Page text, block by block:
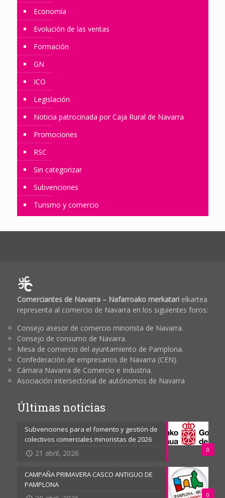
Economía
Evolución de las ventas
Formación
GN
ICO
Legislación
Noticia patrocinada por Caja Rural de Navarra
Promociones
RSC
Sin categorizar
Subvenciones
Turismo y comercio
Comerciantes de Navarra – Nafarroako merkatarielkartea
representa al comercio de Navarra en los siguientes foros:
Consejo asesor de comercio minorista de Navarra.
Consejo de consumo de Navarra.
Mesa de comercio del ayuntamiento de Pamplona.
Confederación de empresarios de Navarra (CEN).
Cámara Navarra de Comercio e Industria.
Asociación intersectorial de autónomos de Navarra
Últimas noticias
0
Subvenciones para el fomento y gestión de
colectivos comerciales minoristas de 2026
21 abril, 2026
0
CAMPAÑA PRIMAVERA CASCO ANTIGUO DE
PAMPLONA